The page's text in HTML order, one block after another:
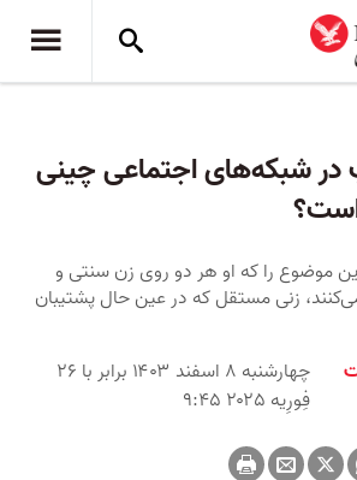
در شبکه‌های اجتماعی چینی
این موضوع را که او هر دو روی زن سنتی و
زنی مستقل که در عین حال پشتیبان
چهارشنبه ۸ اسفند ۱۴۰۳ برابر با ۲۶
فِورِیه ۲۰۲۵ ۹:۴۵